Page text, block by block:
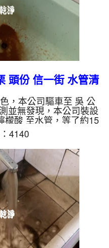
頭份 信一街 水管清
，本公司驅車至 吳 公
並無發現，本公司裝設
檬酸 至水管，等了約15
螺旋波 模式，一洗就流
咖啡一樣，二個多小時
。 如是自來水，如水
積，洗出來的水就會是
，管壁上會結成黑色管
樣黑，有些洗出綠色的
生鏽產生銅綠，如是藍
龍頭合金...
4140